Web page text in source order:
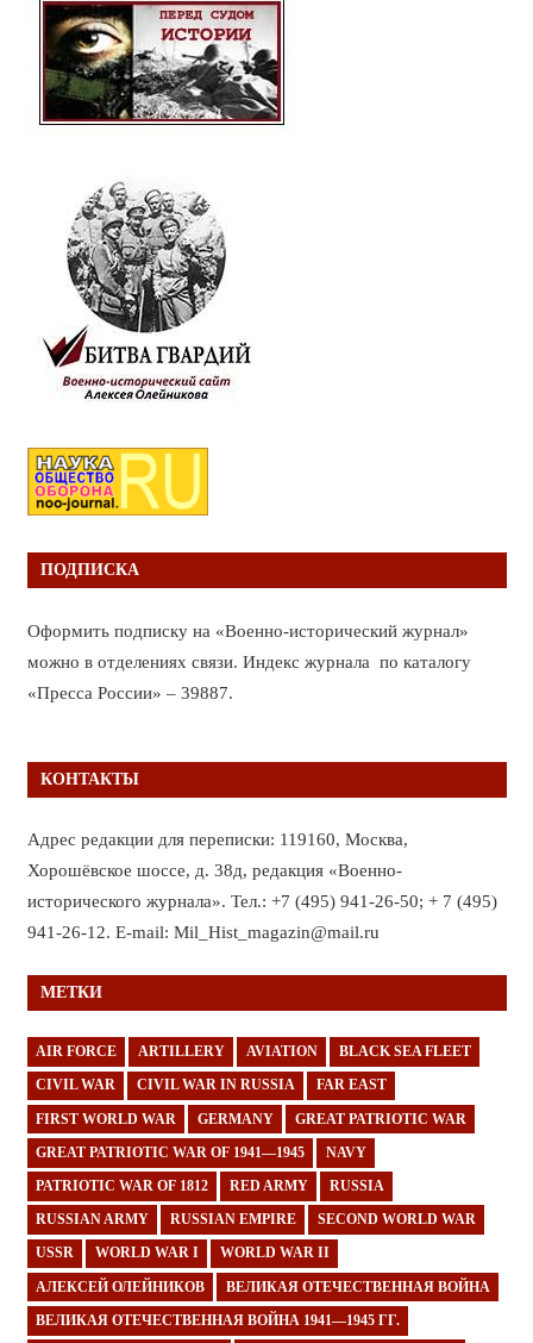
ПОДПИСКА
Оформить подписку на «Военно-исторический журнал»
можно в отделениях связи. Индекс журнала по каталогу
«Пресса России» – 39887.
КОНТАКТЫ
Адрес редакции для переписки: 119160, Москва,
Хорошёвское шоссе, д. 38д, редакция «Военно-
исторического журнала». Тел.: +7 (495) 941-26-50; + 7 (495)
941-26-12. E-mail: Mil_Hist_magazin@mail.ru
МЕТКИ
AIR FORCE ARTILLERY AVIATION BLACK SEA FLEET
CIVIL WAR CIVIL WAR IN RUSSIA FAR EAST
FIRST WORLD WAR GERMANY GREAT PATRIOTIC WAR
GREAT PATRIOTIC WAR OF 1941—1945 NAVY
PATRIOTIC WAR OF 1812 RED ARMY RUSSIA
RUSSIAN ARMY RUSSIAN EMPIRE SECOND WORLD WAR
USSR WORLD WAR I WORLD WAR II
АЛЕКСЕЙ ОЛЕЙНИКОВ ВЕЛИКАЯ ОТЕЧЕСТВЕННАЯ ВОЙНА
ВЕЛИКАЯ ОТЕЧЕСТВЕННАЯ ВОЙНА 1941—1945 ГГ.